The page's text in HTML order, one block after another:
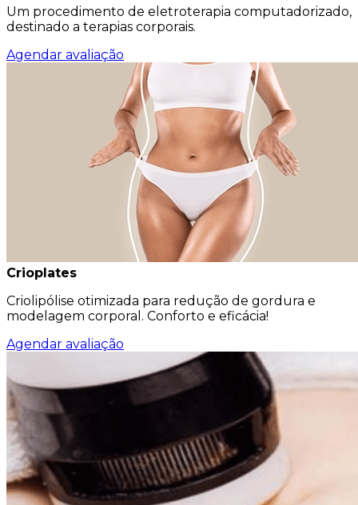
Um procedimento de eletroterapia computadorizado,
destinado a terapias corporais.
Agendar avaliação
Crioplates
Criolipólise otimizada para redução de gordura e
modelagem corporal. Conforto e eficácia!
Agendar avaliação